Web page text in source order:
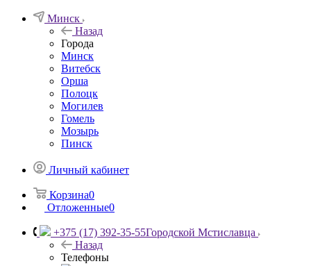
Минск
Назад
Города
Минск
Витебск
Орша
Полоцк
Могилев
Гомель
Мозырь
Пинск
Личный кабинет
Корзина0
Отложенные0
+375 (17) 392-35-55Городской Мстиславца
Назад
Телефоны